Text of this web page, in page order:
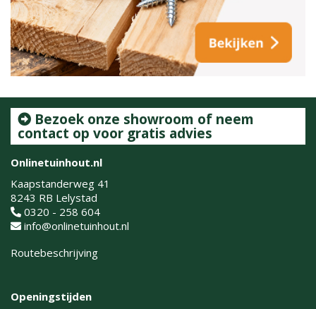
Bezoek onze showroom of neem
contact op voor gratis advies
Onlinetuinhout.nl
Kaapstanderweg 41
8243 RB Lelystad
0320 - 258 604
info@onlinetuinhout.nl
Routebeschrijving
Openingstijden